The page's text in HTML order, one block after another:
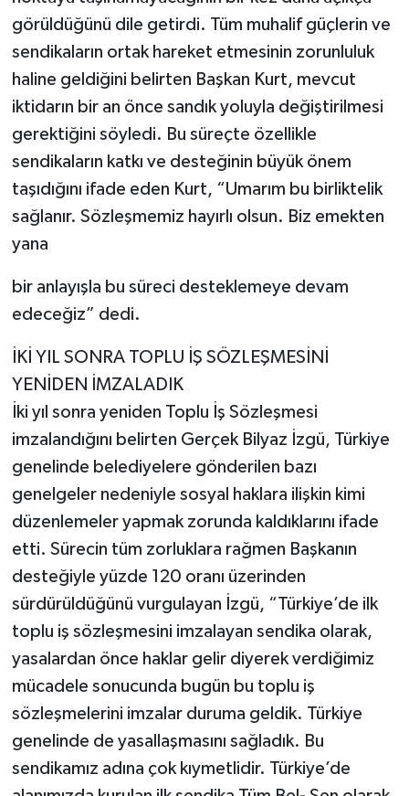
görüldüğünü dile getirdi. Tüm muhalif güçlerin ve
sendikaların ortak hareket etmesinin zorunluluk
haline geldiğini belirten Başkan Kurt, mevcut
iktidarın bir an önce sandık yoluyla değiştirilmesi
gerektiğini söyledi. Bu süreçte özellikle
sendikaların katkı ve desteğinin büyük önem
taşıdığını ifade eden Kurt, “Umarım bu birliktelik
sağlanır. Sözleşmemiz hayırlı olsun. Biz emekten
yana
bir anlayışla bu süreci desteklemeye devam
edeceğiz” dedi.
İKİ YIL SONRA TOPLU İŞ SÖZLEŞMESİNİ
YENİDEN İMZALADIK
İki yıl sonra yeniden Toplu İş Sözleşmesi
imzalandığını belirten Gerçek Bilyaz İzgü, Türkiye
genelinde belediyelere gönderilen bazı
genelgeler nedeniyle sosyal haklara ilişkin kimi
düzenlemeler yapmak zorunda kaldıklarını ifade
etti. Sürecin tüm zorluklara rağmen Başkanın
desteğiyle yüzde 120 oranı üzerinden
sürdürüldüğünü vurgulayan İzgü, “Türkiye’de ilk
toplu iş sözleşmesini imzalayan sendika olarak,
yasalardan önce haklar gelir diyerek verdiğimiz
mücadele sonucunda bugün bu toplu iş
sözleşmelerini imzalar duruma geldik. Türkiye
genelinde de yasallaşmasını sağladık. Bu
sendikamız adına çok kıymetlidir. Türkiye’de